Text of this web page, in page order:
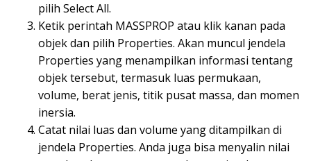
pilih Select All.
Ketik perintah MASSPROP atau klik kanan pada
objek dan pilih Properties. Akan muncul jendela
Properties yang menampilkan informasi tentang
objek tersebut, termasuk luas permukaan,
volume, berat jenis, titik pusat massa, dan momen
inersia.
Catat nilai luas dan volume yang ditampilkan di
jendela Properties. Anda juga bisa menyalin nilai